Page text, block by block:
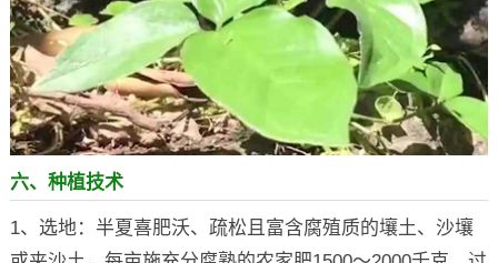
六、种植技术
1、选地：半夏喜肥沃、疏松且富含腐殖质的壤土、沙壤